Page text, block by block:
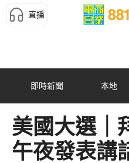
直播
即時新聞 本地
美國大選｜
午夜發表